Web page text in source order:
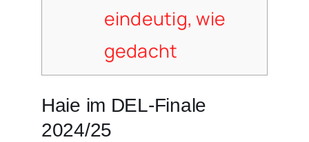
eindeutig, wie
gedacht
Haie im DEL-Finale
2024/25